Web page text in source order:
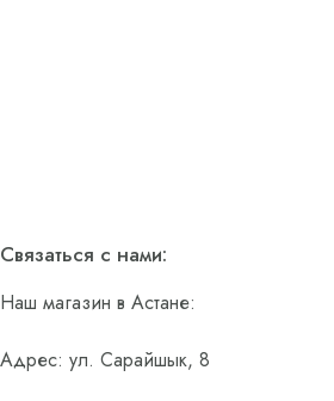
Связаться с нами:
Наш магазин в Астане:
Адрес: ул. Сарайшык, 8